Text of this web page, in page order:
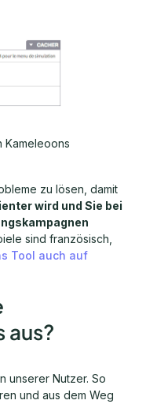
Kameleoons
zu lösen, damit
wird und Sie bei
sind französisch,
Tool auch auf
aus?
unserer Nutzer. So
und aus dem Weg